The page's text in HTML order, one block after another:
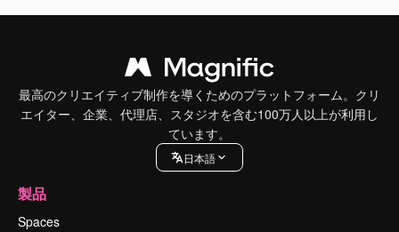
最高のクリエイティブ制作を導くためのプラットフォーム。クリ
エイター、企業、代理店、スタジオを含む100万人以上が利用し
ています。
日本語
製品
Spaces